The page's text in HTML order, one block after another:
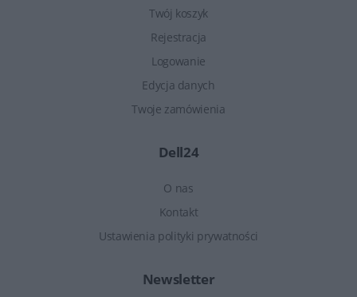
Twój koszyk
Rejestracja
Logowanie
Edycja danych
Twoje zamówienia
Dell24
O nas
Kontakt
Ustawienia polityki prywatności
Newsletter